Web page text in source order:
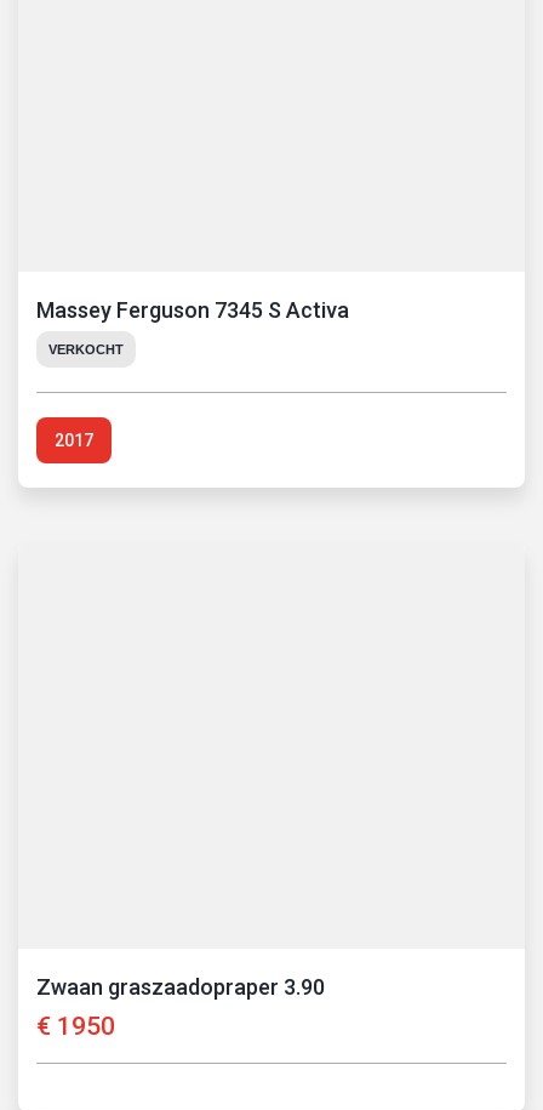
Massey Ferguson 7345 S Activa
VERKOCHT
2017
Zwaan graszaadopraper 3.90
€ 1950